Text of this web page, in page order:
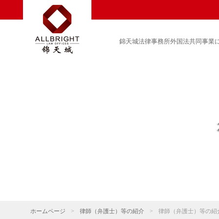
錦天城法律事務所外国法共同事業
ホームページ > 律師（弁護士）等の紹介 > 律師（弁護士）等の紹